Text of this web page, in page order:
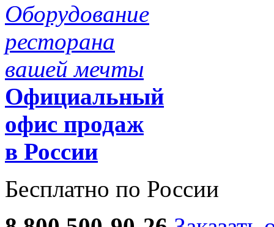
Оборудование
ресторана
вашей мечты
Официальный
офис продаж
в России
Бесплатно по России